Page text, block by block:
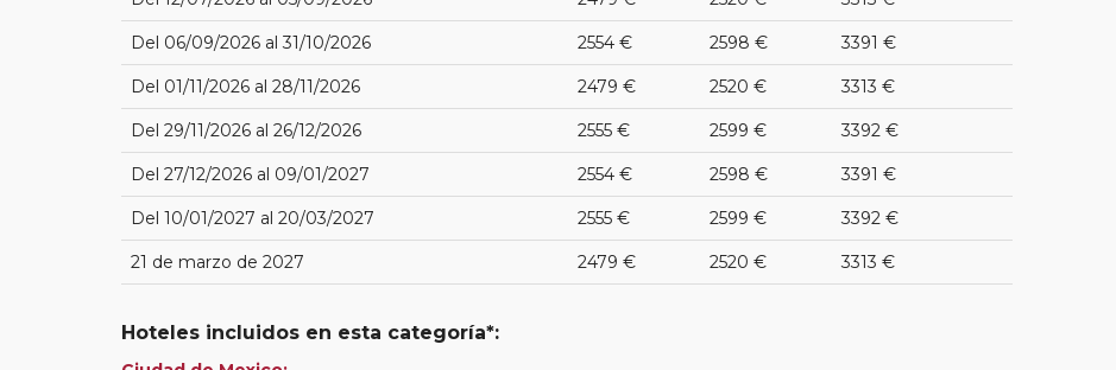
Del 06/09/2026 al 31/10/2026 2554 € 2598 € 3391 €
Del 01/11/2026 al 28/11/2026 2479 € 2520 € 3313 €
Del 29/11/2026 al 26/12/2026 2555 € 2599 € 3392 €
Del 27/12/2026 al 09/01/2027 2554 € 2598 € 3391 €
Del 10/01/2027 al 20/03/2027 2555 € 2599 € 3392 €
21 de marzo de 2027 2479 € 2520 € 3313 €
Hoteles incluidos en esta categoría*: